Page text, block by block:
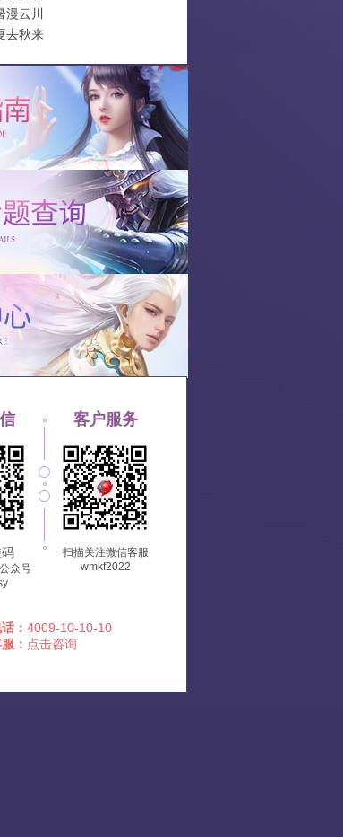
云川
去秋来
众号
客户服务
扫描关注微信客服
wmkf2022
： 4009-10-10-10
： 点击咨询